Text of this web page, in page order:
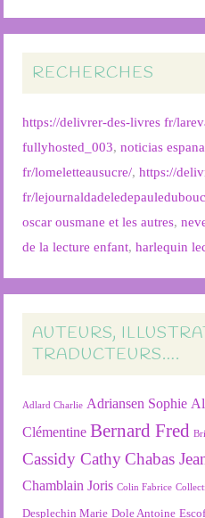
RECHERCHES
https://delivrer-des-livres fr/
fullyhosted_003,noticias espana
fr/lomeletteausucre/,https://
fr/
oscar ousmane et les autres,
de la lecture enfant,harlequin
AUTEURS,
TRADUCTEURS….
Adlard Charlie Adriansen Sophie
Clémentine Bernard Fred
Cassidy Cathy Chabas
Chamblain Joris Colin Fabrice
Desplechin Marie Dole Antoine